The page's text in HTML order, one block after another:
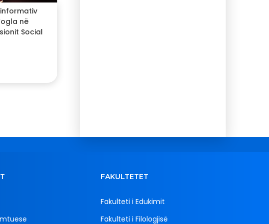
në
Social
FAKULTETET
Fakulteti i Edukimit
Fakulteti i Filologjisë